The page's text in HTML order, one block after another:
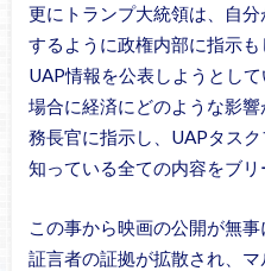
更にトランプ大統領は、自
するように政権内部に指示も
UAP情報を公表しようとし
場合に経済にどのような影
務長官に指示し、UAPタス
知っている全ての内容をブリ
この事から映画の公開が無
証言者の証拠が拡散され、